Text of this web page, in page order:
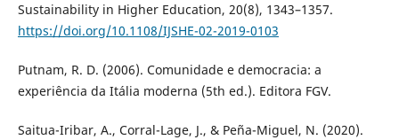
Sustainability in Higher Education, 20(8), 1343–1357.
https://doi.org/10.1108/IJSHE-02-2019-0103
Putnam, R. D. (2006). Comunidade e democracia: a
experiência da Itália moderna (5th ed.). Editora FGV.
Saitua-Iribar, A., Corral-Lage, J., & Peña-Miguel, N. (2020).